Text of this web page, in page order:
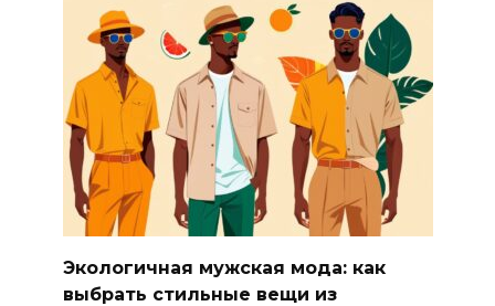
Экологичная мужская мода: как
выбрать стильные вещи из